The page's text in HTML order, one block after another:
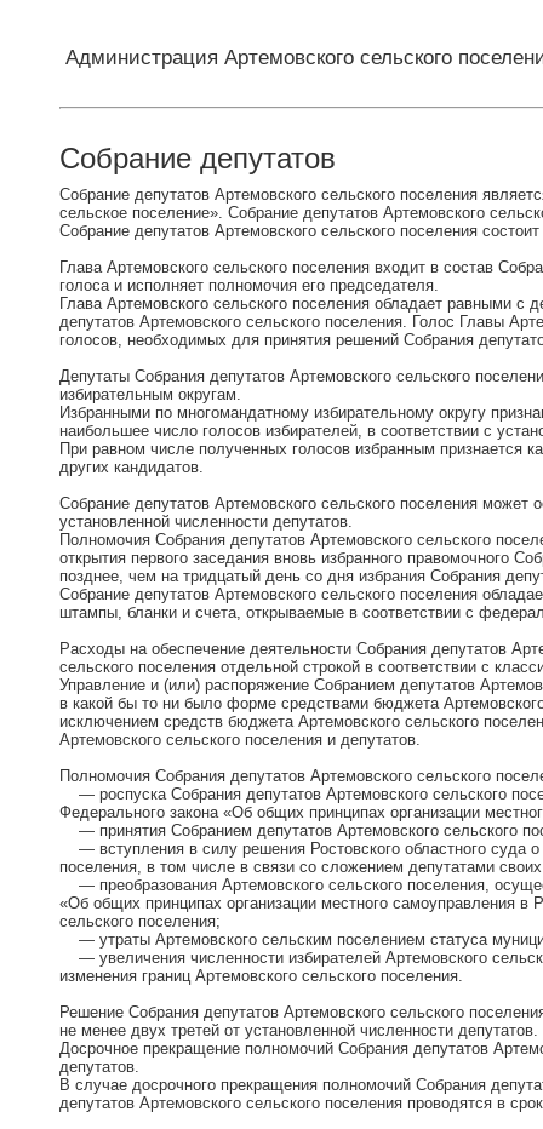
Администрация Артемовского сельского
Собрание депутатов
Собрание депутатов Артемовского сельского поселения
сельское поселение». Собрание депутатов Артемовского
Собрание депутатов Артемовского сельского поселения
Глава Артемовского сельского поселения входит в состав
голоса и исполняет полномочия его председателя.
Глава Артемовского сельского поселения обладает равными с
депутатов Артемовского сельского поселения. Голос Главы
голосов, необходимых для принятия решений Собрания
Депутаты Собрания депутатов Артемовского сельского
избирательным округам.
Избранными по многомандатному избирательному округу
наибольшее число голосов избирателей, в соответствии с
При равном числе полученных голосов избранным признается
других кандидатов.
Собрание депутатов Артемовского сельского поселения
установленной численности депутатов.
Полномочия Собрания депутатов Артемовского сельского
открытия первого заседания вновь избранного правомочного
позднее, чем на тридцатый день со дня избрания Собрания
Собрание депутатов Артемовского сельского поселения
штампы, бланки и счета, открываемые в соответствии с
Расходы на обеспечение деятельности Собрания депутатов
сельского поселения отдельной строкой в соответствии с
Управление и (или) распоряжение Собранием депутатов
в какой бы то ни было форме средствами бюджета
исключением средств бюджета Артемовского сельского
Артемовского сельского поселения и депутатов.
Полномочия Собрания депутатов Артемовского сельского
— роспуска Собрания депутатов Артемовского сельского
Федерального закона «Об общих принципах организации
— принятия Собранием депутатов Артемовского сельского
— вступления в силу решения Ростовского областного суда о
поселения, в том числе в связи со сложением депутатами
— преобразования Артемовского сельского поселения,
«Об общих принципах организации местного самоуправления в
сельского поселения;
— утраты Артемовского сельским поселением статуса
— увеличения численности избирателей Артемовского
изменения границ Артемовского сельского поселения.
Решение Собрания депутатов Артемовского сельского
не менее двух третей от установленной численности депутатов.
Досрочное прекращение полномочий Собрания депутатов
депутатов.
В случае досрочного прекращения полномочий Собрания
депутатов Артемовского сельского поселения проводятся в